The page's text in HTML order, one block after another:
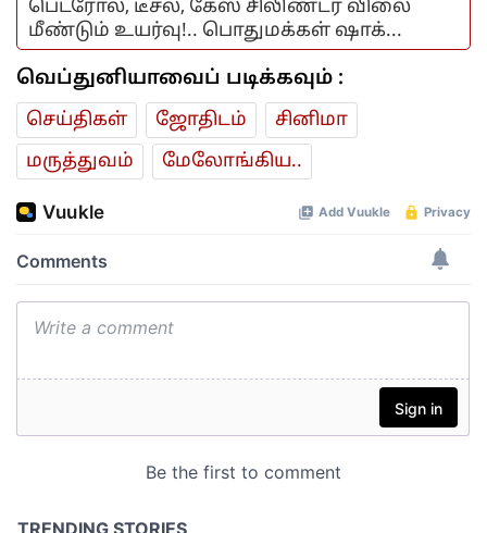
பெட்ரோல், டீசல், கேஸ் சிலிண்டர் விலை
மீண்டும் உயர்வு!.. பொதுமக்கள் ஷாக்...
வெப்துனியாவைப் படிக்கவும் :
செய்திகள் ஜோ‌திட‌ம்
சினிமா
மரு‌த்துவ‌ம்
மேலோங்கிய..